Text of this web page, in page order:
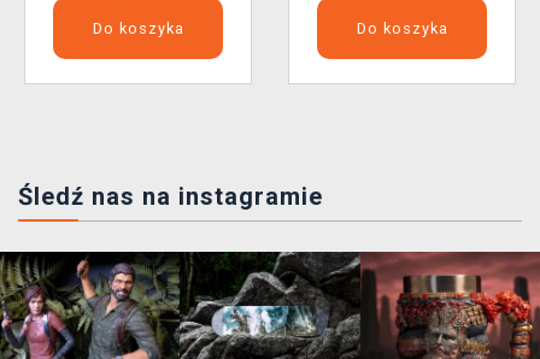
Do koszyka Do koszyka
Śledź nas na instagramie